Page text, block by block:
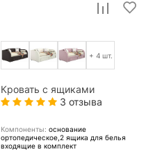
+ 4 шт.
Кровать с ящиками
3 отзыва
Компоненты: основание
ортопедическое,2 ящика для белья
входящие в комплект